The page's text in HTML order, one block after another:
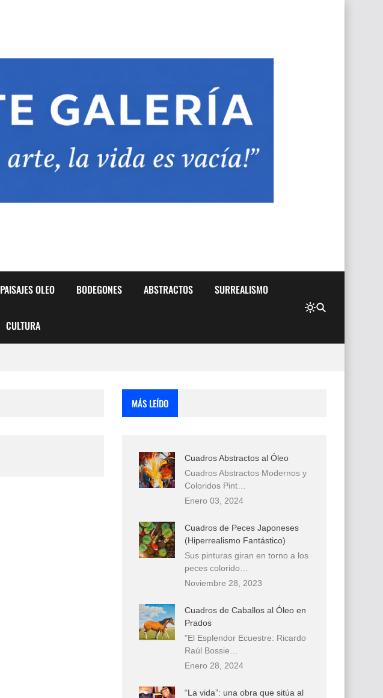
PAISAJES OLEO BODEGONES ABSTRACTOS SURREALISMO
CULTURA
MÁS LEÍDO
Cuadros Abstractos al Óleo
Cuadros Abstractos Modernos y
Coloridos Pint…
Enero 03, 2024
Cuadros de Peces Japoneses
(Hiperrealismo Fantástico)
Sus pinturas giran en torno a los
peces colorido…
Noviembre 28, 2023
Cuadros de Caballos al Óleo en
Prados
"El Esplendor Ecuestre: Ricardo
Raúl Bossie…
Enero 28, 2024
“La vida”: una obra que sitúa al